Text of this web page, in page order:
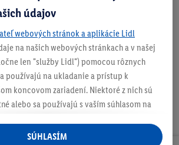
údajov
webových stránok a aplikácie Lidl
na našich webových stránkach a v našej
len "služby Lidl") pomocou rôznych
používajú na ukladanie a prístup k
koncovom zariadení. Niektoré z nich sú
alebo sa používajú s vaším súhlasom na
v rámci služieb Lidl aj mimo nich. Ak
SÚHLASÍM